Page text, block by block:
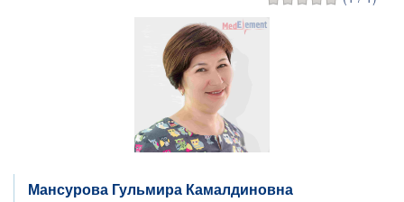
Мансурова Гульмира Камалдиновна